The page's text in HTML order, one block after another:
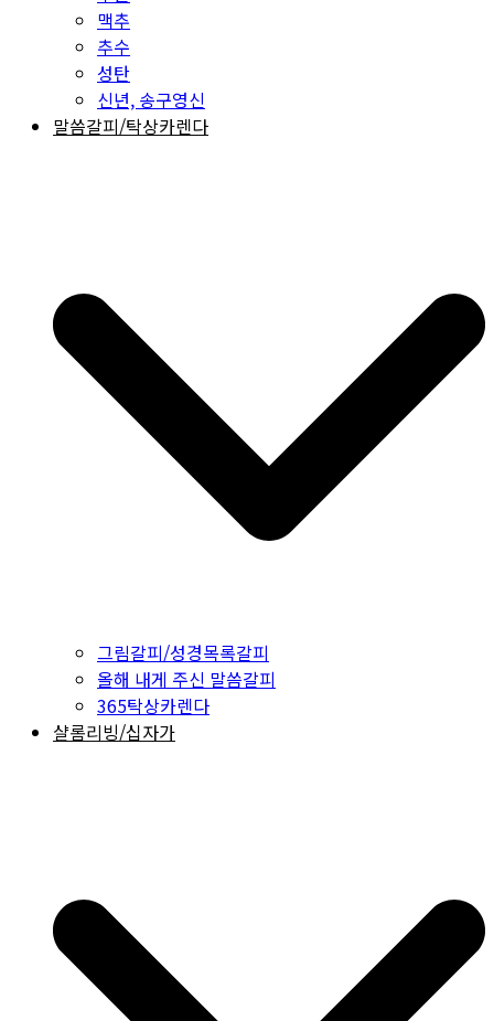
맥추
추수
성탄
신년, 송구영신
말씀갈피/탁상카렌다
그림갈피/성경목록갈피
올해 내게 주신 말씀갈피
365탁상카렌다
샬롬리빙/십자가